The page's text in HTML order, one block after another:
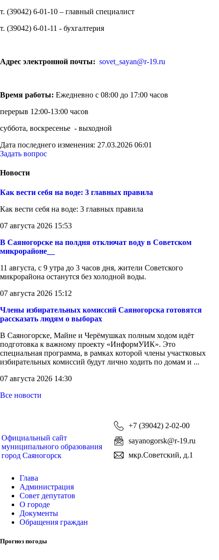
т. (39042) 6-01-10 – главный специалист
т. (39042) 6-01-11 - бухгалтерия
Адрес электронной почты: sovet_sayan@r-19.ru
Время работы: Ежедневно с 08:00 до 17:00 часов
перерыв 12:00-13:00 часов
суббота, воскресенье - выходной
Дата последнего изменения: 27.03.2026 06:01
Задать вопрос
Новости
Как вести себя на воде: 3 главных правила
Как вести себя на воде: 3 главных правила
07 августа 2026 15:53
В Саяногорске на полдня отключат воду в Советском
микрорайоне__
11 августа, с 9 утра до 3 часов дня, жители Советского
микрорайона останутся без холодной воды.
07 августа 2026 15:12
Члены избирательных комиссий Саяногорска готовятся
рассказать людям о выборах
В Саяногорске, Майне и Черёмушках полным ходом идёт
подготовка к важному проекту «ИнформУИК». Это
специальная программа, в рамках которой члены участковых
избирательных комиссий будут лично ходить по домам и ...
07 августа 2026 14:30
Все новости
Официальный сайт
муниципального образования
город Саяногорск
+7 (39042) 2-02-00
sayanogorsk@r-19.ru
мкр.Советский, д.1
Глава
Администрация
Совет депутатов
О городе
Документы
Обращения граждан
Прогноз погоды